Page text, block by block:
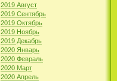
2019 Август
2019 Сентябрь
2019 Октябрь
2019 Ноябрь
2019 Декабрь
2020 Январь
2020 Февраль
2020 Март
2020 Апрель